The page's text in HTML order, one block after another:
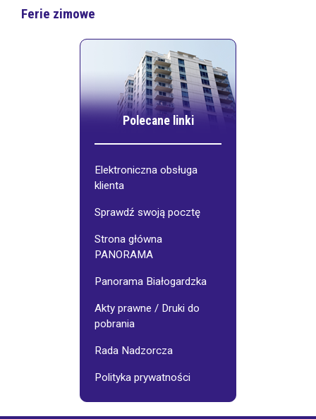
Ferie zimowe
Polecane linki
Elektroniczna obsługa
klienta
Sprawdź swoją pocztę
Strona główna
PANORAMA
Panorama Białogardzka
Akty prawne / Druki do
pobrania
Rada Nadzorcza
Polityka prywatności